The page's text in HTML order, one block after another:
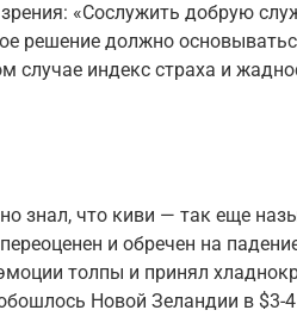
«Сослужить добрую
решение должно
случае индекс страха и
знал, что киви — так еще
и обречен на
толпы и принял
Новой Зеландии в $3-